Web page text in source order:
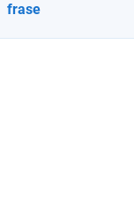
frase